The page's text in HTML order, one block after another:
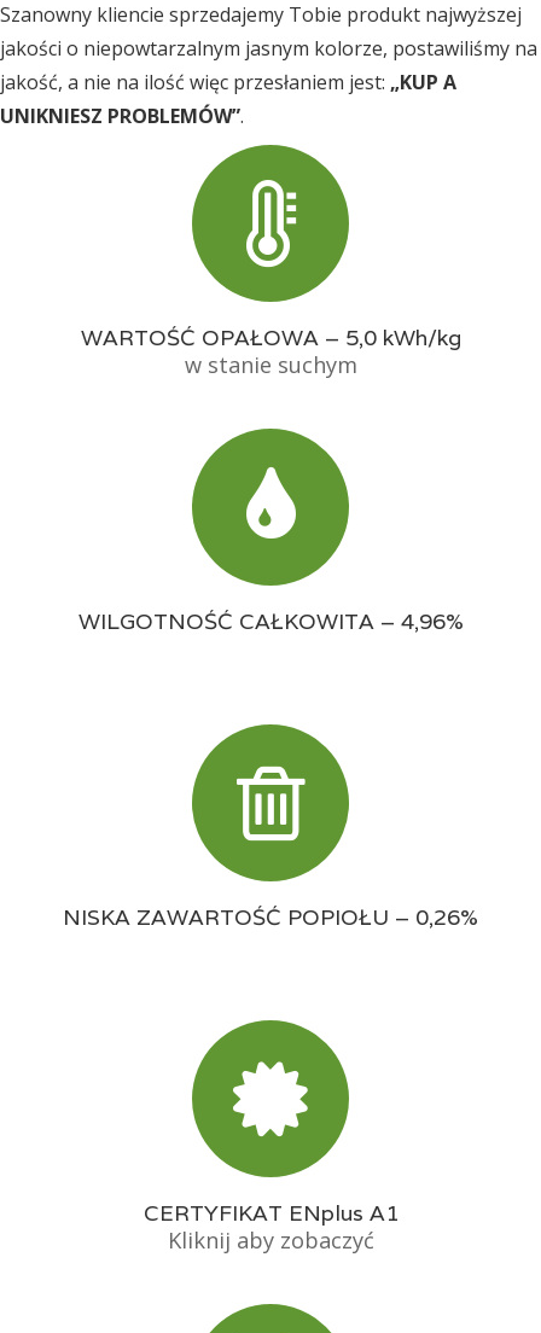
Szanowny kliencie sprzedajemy Tobie produkt najwyższej
jakości o niepowtarzalnym jasnym kolorze, postawiliśmy na
jakość, a nie na ilość więc przesłaniem jest: „KUP A
UNIKNIESZ PROBLEMÓW”.
WARTOŚĆ OPAŁOWA – 5,0 kWh/kg
w stanie suchym
WILGOTNOŚĆ CAŁKOWITA – 4,96%
NISKA ZAWARTOŚĆ POPIOŁU – 0,26%
CERTYFIKAT ENplus A1
Kliknij aby zobaczyć